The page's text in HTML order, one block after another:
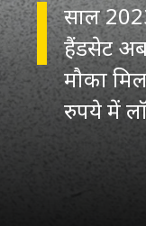
साल
हैंडसेट
मौका